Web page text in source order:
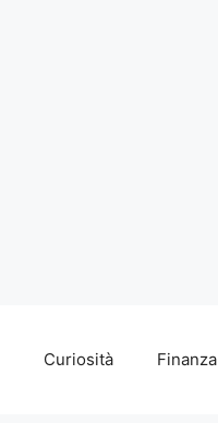
Curiosità Finanza